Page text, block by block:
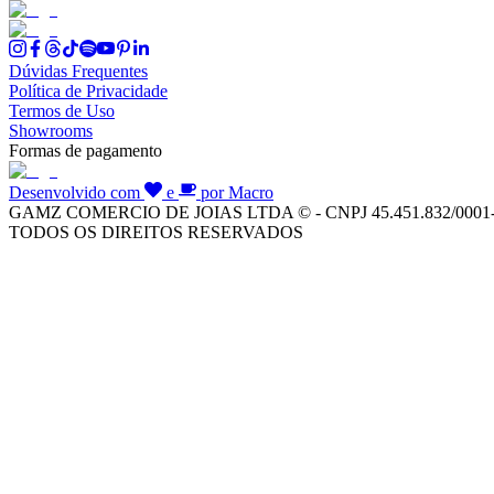
Dúvidas Frequentes
Política de Privacidade
Termos de Uso
Showrooms
Formas de pagamento
Desenvolvido com e
por Macro
GAMZ COMERCIO DE JOIAS LTDA © - CNPJ 45.451.832/
TODOS OS DIREITOS RESERVADOS